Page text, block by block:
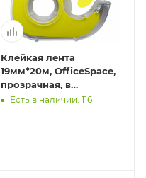
Клейкая лента
19мм*20м, OfficeSpace,
прозрачная, в
пластиковом
Есть в наличии: 116